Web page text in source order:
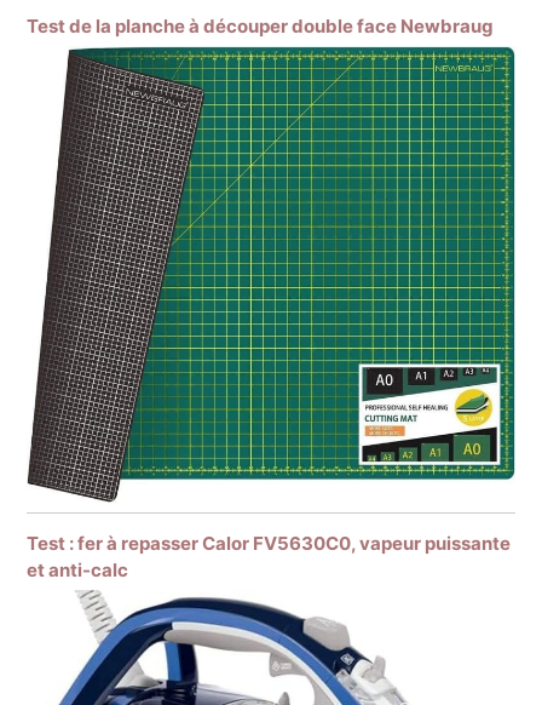
Test de la planche à découper double face Newbraug
Test : fer à repasser Calor FV5630C0, vapeur puissante
et anti-calc